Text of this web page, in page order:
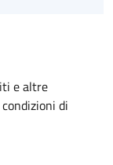
e altre
di